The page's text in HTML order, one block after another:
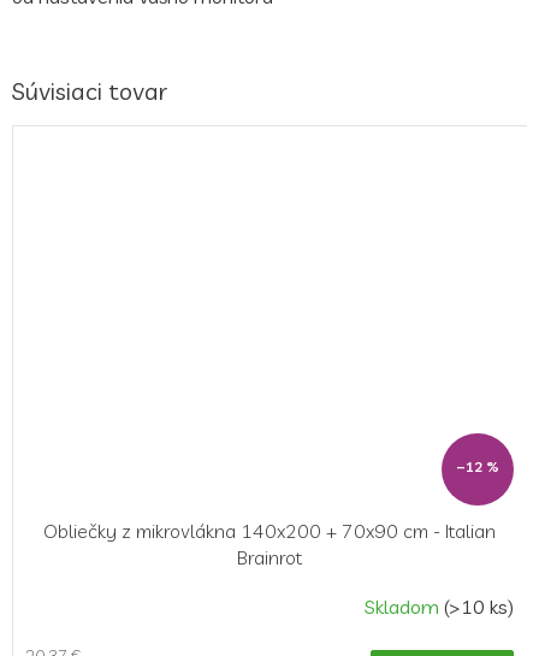
Súvisiaci tovar
–12 %
Obliečky z mikrovlákna 140x200 + 70x90 cm - Italian
Brainrot
Skladom (>10 ks)